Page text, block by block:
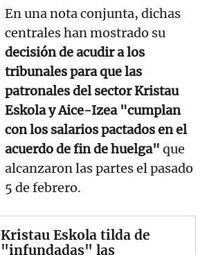
En una nota conjunta, dichas
centrales han mostrado su
decisión de acudir a los
tribunales para que las
patronales del sector Kristau
Eskola y Aice-Izea "cumplan
con los salarios pactados en el
acuerdo de fin de huelga" que
alcanzaron las partes el pasado
5 de febrero.
Kristau Eskola tilda de
"infundadas" las